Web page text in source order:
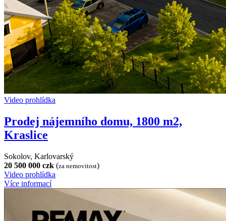
Video prohlídka
Prodej nájemního domu, 1800 m2,
Kraslice
Sokolov, Karlovarský
20 500 000 czk (za nemovitost)
Video prohlídka
Více informací